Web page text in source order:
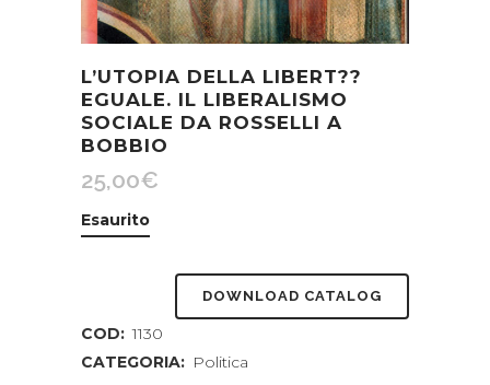
L’UTOPIA DELLA LIBERT??
EGUALE. IL LIBERALISMO
SOCIALE DA ROSSELLI A
BOBBIO
25,00€
Esaurito
DOWNLOAD CATALOG
COD: 1130
CATEGORIA: Politica